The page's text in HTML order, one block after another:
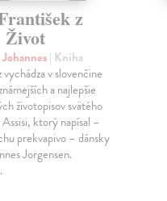
z
Život
| Kniha
vychádza v slovenčine
a najlepšie
životopisov svätého
ktorý napísal –
prekvapivo – dánsky
Jorgensen.